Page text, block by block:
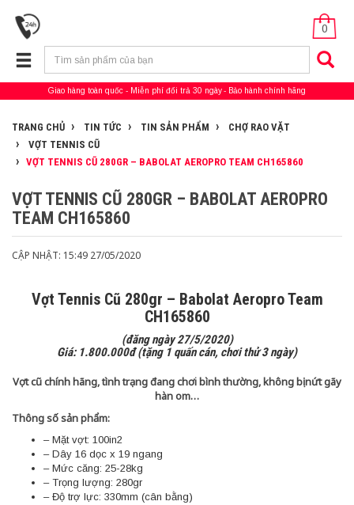
0
Giao hàng toàn quốc Miễn phí đổi trả 30 ngày Bảo hành chính hãng
TRANG CHỦ TIN TỨC TIN SẢN PHẨM
CHỢ RAO VẶT
VỢT TENNIS CŨ
VỢT TENNIS CŨ 280GR – BABOLAT AEROPRO TEAM CH165860
VỢT TENNIS CŨ 280GR – BABOLAT AEROPRO
TEAM CH165860
CẬP NHẬT: 15:49 27/05/2020
Vợt Tennis Cũ 280gr – Babolat Aeropro Team
CH165860
(đăng ngày 27/5/2020)
Giá: 1.800.000đ (tặng 1 quấn cán, chơi thử 3 ngày)
Vợt cũ chính hãng, tình trạng đang chơi bình thường, không bị nứt gãy
hàn om…
Thông số sản phẩm:
– Mặt vợt: 100in2
– Dây 16 dọc x 19 ngang
– Mức căng: 25-28kg
– Trọng lượng: 280gr
– Độ trợ lực: 330mm (cân bằng)